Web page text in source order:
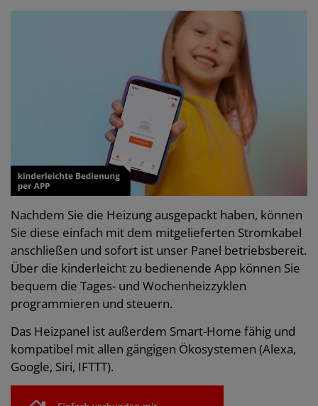
Nachdem Sie die Heizung ausgepackt haben, können
Sie diese einfach mit dem mitgelieferten Stromkabel
anschließen und sofort ist unser Panel betriebsbereit.
Über die kinderleicht zu bedienende App können Sie
bequem die Tages- und Wochenheizzyklen
programmieren und steuern.
Das Heizpanel ist außerdem Smart-Home fähig und
kompatibel mit allen gängigen Ökosystemen (Alexa,
Google, Siri, IFTTT).